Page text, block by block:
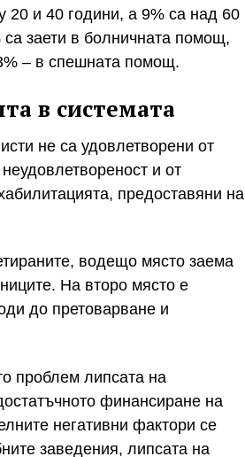
20 и 40 години, а 9% са над 60
заети в болничната помощ,
– в спешната помощ.
в системата
не са удовлетворени от
и от
предоставяни на
водещо място заема
На второ място е
до претоварване и
проблем липсата на
финансиране на
негативни фактори се
заведения, липсата на